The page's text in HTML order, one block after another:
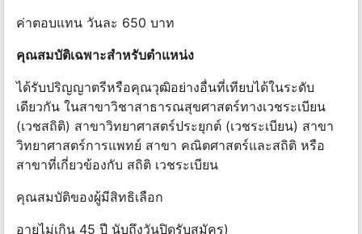
ค่าตอบแทน วันละ 650 บาท
คุณสมบัติเฉพาะสําหรับตําแหน่ง
ได้รับปริญญาตรีหรือคุณวุฒิอย่างอื่นที่เทียบได้ในระดับ
เดียวกัน ในสาขาวิชาสาธารณสุขศาสตร์ทางเวชระเบียน
(เวชสถิติ) สาขาวิทยาศาสตร์ประยุกต์ (เวชระเบียน) สาขา
วิทยาศาสตร์การแพทย์ สาขา คณิตศาสตร์และสถิติ หรือ
สาขาที่เกี่ยวข้องกับ สถิติ เวชระเบียน
คุณสมบัติของผู้มีสิทธิเลือก
อายุไม่เกิน 45 ปี นับถึงวันปิดรับสมัคร)